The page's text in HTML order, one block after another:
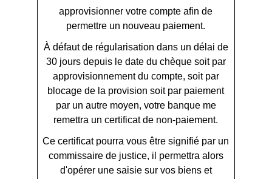
approvisionner votre compte afin de
permettre un nouveau paiement.
À défaut de régularisation dans un délai de
30 jours depuis le date du chèquesoit par
approvisionnement du compte, soit par
blocage de la provision soit par paiement
par un autre moyen, votre banque me
remettra un certificat de non-paiement.
Ce certificat pourra vous être signifié par un
commissaire de justice, il permettra alors
d'opérer une saisie sur vos biens et